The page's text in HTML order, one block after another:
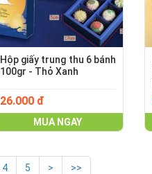
Hộp giấy trung thu 6 bánh
100gr - Thỏ Xanh
26.000 đ
MUA NGAY
4 5 > >>